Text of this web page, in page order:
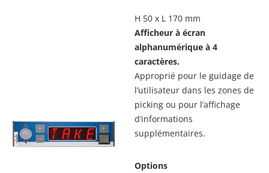
H 50 x L 170 mm
Afficheur à écran
alphanumérique à 4
caractères.
Approprié pour le guidage de
l’utilisateur dans les zones de
picking ou pour l’affichage
d’informations
supplémentaires.
Options